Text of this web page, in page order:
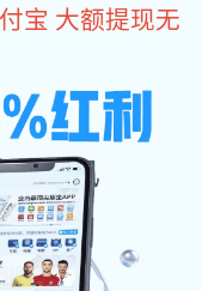
辉达娱乐 铝合金外